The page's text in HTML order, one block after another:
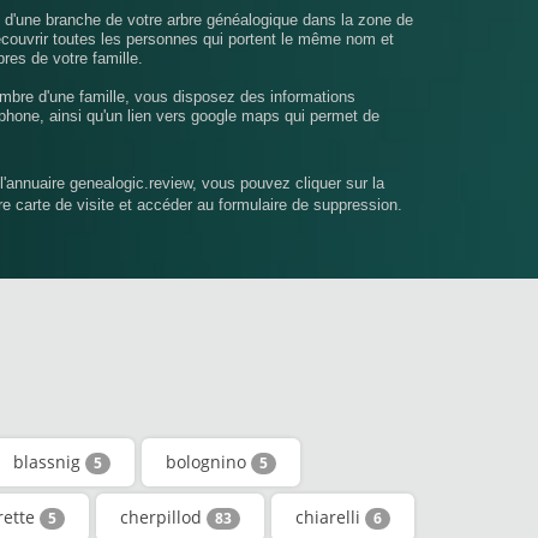
branche de votre arbre généalogique dans la zone de
toutes les personnes qui portent le même nom et
de votre famille.
d'une famille, vous disposez des informations
ainsi qu'un lien vers google maps qui permet de
genealogic.review, vous pouvez cliquer sur la
carte de visite et accéder au formulaire de suppression.
blassnig 5 bolognino 5
5 cherpillod 83 chiarelli 6